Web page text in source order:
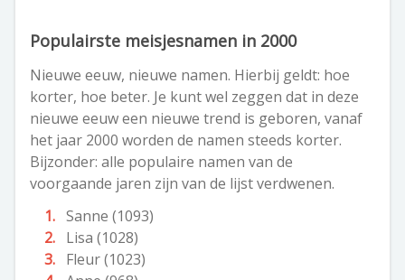
Populairste meisjesnamen in 2000
Nieuwe eeuw, nieuwe namen. Hierbij geldt: hoe
korter, hoe beter. Je kunt wel zeggen dat in deze
nieuwe eeuw een nieuwe trend is geboren, vanaf
het jaar 2000 worden de namen steeds korter.
Bijzonder: alle populaire namen van de
voorgaande jaren zijn van de lijst verdwenen.
Sanne (1093)
Lisa (1028)
Fleur (1023)